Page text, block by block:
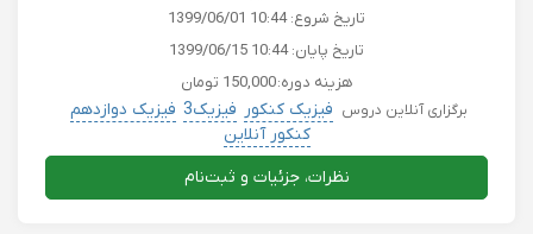
تاریخ شروع:1399/06/01 10:44
تاریخ پایان:1399/06/15 10:44
هزینه دوره:150,000 تومان
برگزاری آنلاین دروس فیزیک کنکور فیزیک3
فیزیک دوازدهم
کنکور آنلاین
نظرات، جزئیات و ثبت‌نام